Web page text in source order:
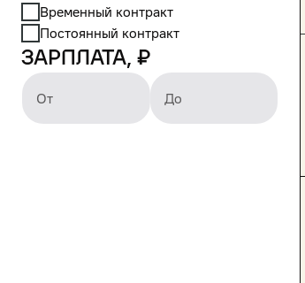
Временный контракт
Постоянный контракт
Зарплата, ₽
От До